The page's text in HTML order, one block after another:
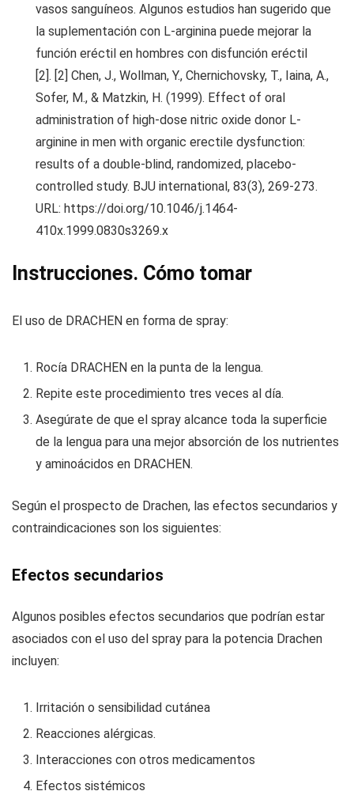
vasos sanguíneos. Algunos estudios han sugerido que
la suplementación con L-arginina puede mejorar la
función eréctil en hombres con disfunción eréctil
[2]. [2] Chen, J., Wollman, Y., Chernichovsky, T., Iaina, A.,
Sofer, M., & Matzkin, H. (1999). Effect of oral
administration of high-dose nitric oxide donor L-
arginine in men with organic erectile dysfunction:
results of a double-blind, randomized, placebo-
controlled study. BJU international, 83(3), 269-273.
URL: https://doi.org/10.1046/j.1464-
410x.1999.0830s3269.x
Instrucciones. Cómo tomar
El uso de DRACHEN en forma de spray:
Rocía DRACHEN en la punta de la lengua.
Repite este procedimiento tres veces al día.
Asegúrate de que el spray alcance toda la superficie
de la lengua para una mejor absorción de los nutrientes
y aminoácidos en DRACHEN.
Según el prospecto de Drachen, las efectos secundarios y
contraindicaciones son los siguientes:
Efectos secundarios
Algunos posibles efectos secundarios que podrían estar
asociados con el uso del spray para la potencia Drachen
incluyen:
Irritación o sensibilidad cutánea
Reacciones alérgicas.
Interacciones con otros medicamentos
Efectos sistémicos